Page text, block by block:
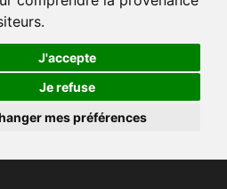
J'accepte
Je refuse
mes préférences